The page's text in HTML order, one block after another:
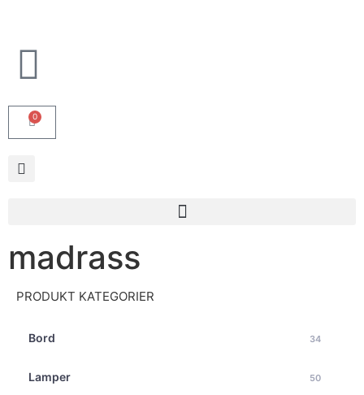
0
madrass
PRODUKT KATEGORIER
Bord 34
Lamper 50